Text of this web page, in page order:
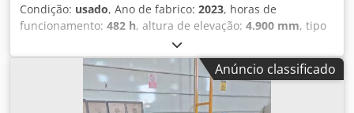
Condição: usado, Ano de fabrico: 2023, horas de
funcionamento: 482 h, altura de elevação: 4.900 mm, tipo
, fabricante de motores:
tipo de engrenagem:automático, Bobcat D30NXS
empilhadeira diesel, ano de fabricação: 12/2023, horas:
apenas 482h!, capacidade nominal de carga: 3.000 kg,
comprimento dos garfos: 1.200 mm, altura de elevação:
Anúncio classificado